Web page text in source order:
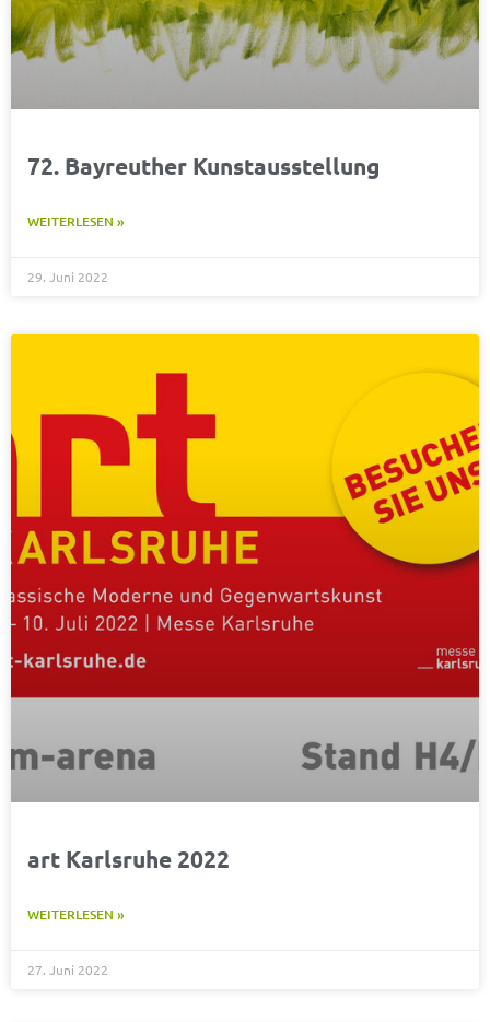
72. Bayreuther Kunstausstellung
WEITERLESEN »
29. Juni 2022
art Karlsruhe 2022
WEITERLESEN »
27. Juni 2022